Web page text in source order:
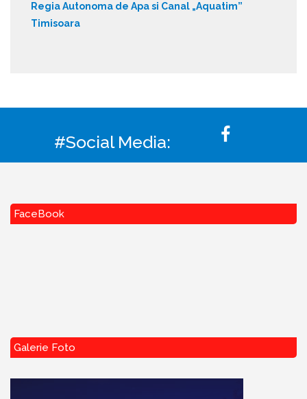
Regia Autonoma de Apa si Canal „Aquatim”
Timisoara
#Social Media:
FaceBook
Galerie Foto